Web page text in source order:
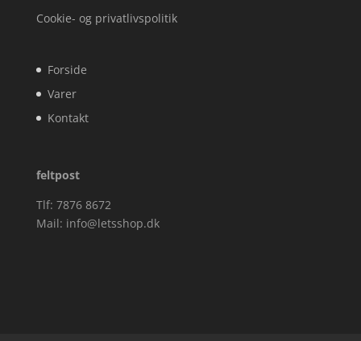
Cookie- og privatlivspolitik
Forside
Varer
Kontakt
feltpost
Tlf: 7876 8672
Mail: info@letsshop.dk